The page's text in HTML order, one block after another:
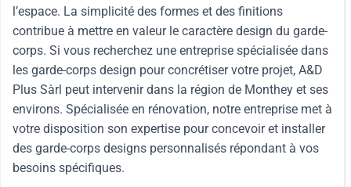
l’espace. La simplicité des formes et des finitions
contribue à mettre en valeur le caractère design du garde-
corps. Si vous recherchez une entreprise spécialisée dans
les garde-corps design pour concrétiser votre projet, A&D
Plus Sàrl peut intervenir dans la région de Monthey et ses
environs. Spécialisée en rénovation, notre entreprise met à
votre disposition son expertise pour concevoir et installer
des garde-corps designs personnalisés répondant à vos
besoins spécifiques.